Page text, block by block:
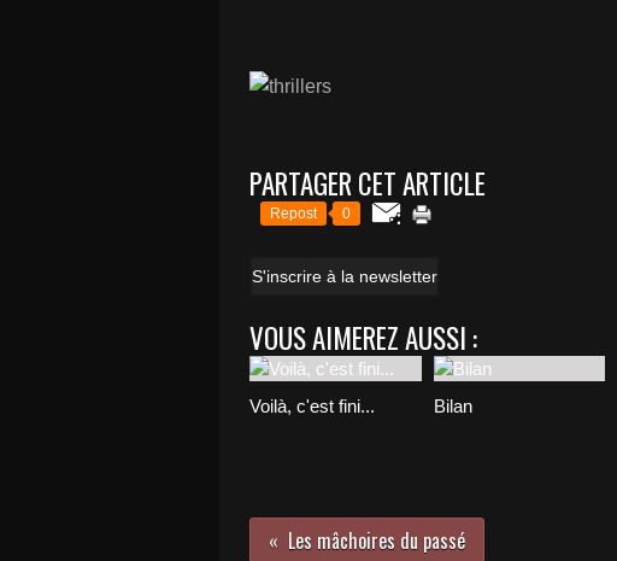
PARTAGER CET ARTICLE
Repost 0
S'inscrire à la newsletter
VOUS AIMEREZ AUSSI :
Voilà, c'est fini... Bilan
Les mâchoires du passé